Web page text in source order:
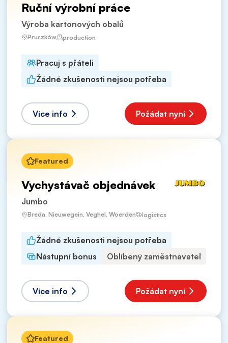
Ruční výrobní práce
Výroba kartonových obalů
Pruszków production
Pracuj s přáteli
Žádné zkušenosti nejsou potřeba
Více info Požádat nyní
Featured
Vychystávač objednávek
Jumbo
Breda, Nieuwegein, Veghel, Woerden logistics
Žádné zkušenosti nejsou potřeba
Nástupní bonus
Oblíbený zaměstnavatel
Více info Požádat nyní
Featured